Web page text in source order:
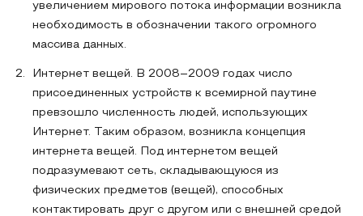
увеличением мирового потока информации возникла
необходимость в обозначении такого огромного
массива данных.
Интернет вещей. В 2008–2009 годах число
присоединенных устройств к всемирной паутине
превзошло численность людей, использующих
Интернет. Таким образом, возникла концепция
интернета вещей. Под интернетом вещей
подразумевают сеть, складывающуюся из
физических предметов (вещей), способных
контактировать друг с другом или с внешней средой